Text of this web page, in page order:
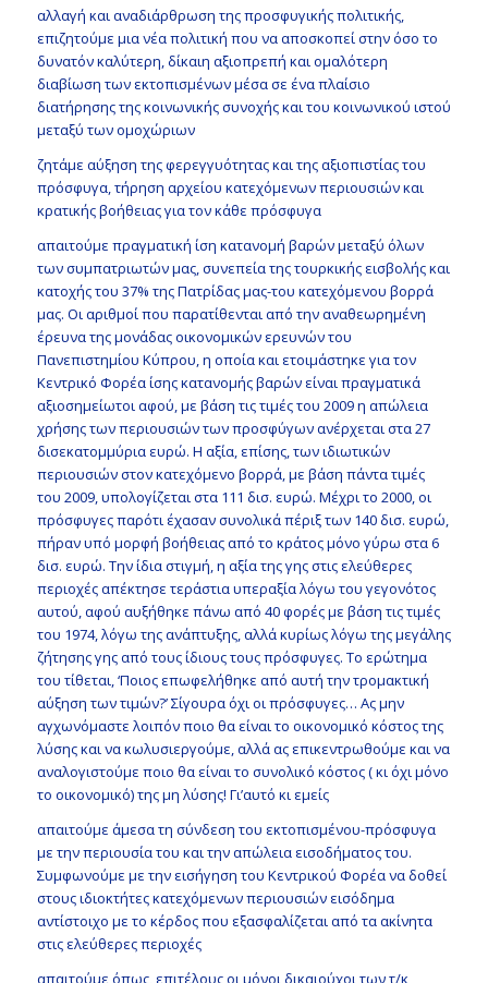
αλλαγή και αναδιάρθρωση της προσφυγικής πολιτικής,
επιζητούμε μια νέα πολιτική που να αποσκοπεί στην όσο το
δυνατόν καλύτερη, δίκαιη αξιοπρεπή και ομαλότερη
διαβίωση των εκτοπισμένων μέσα σε ένα πλαίσιο
διατήρησης της κοινωνικής συνοχής και του κοινωνικού ιστού
μεταξύ των ομοχώριων
ζητάμε αύξηση της φερεγγυότητας και της αξιοπιστίας του
πρόσφυγα, τήρηση αρχείου κατεχόμενων περιουσιών και
κρατικής βοήθειας για τον κάθε πρόσφυγα
απαιτούμε πραγματική ίση κατανομή βαρών μεταξύ όλων
των συμπατριωτών μας, συνεπεία της τουρκικής εισβολής και
κατοχής του 37% της Πατρίδας μας-του κατεχόμενου βορρά
μας. Οι αριθμοί που παρατίθενται από την αναθεωρημένη
έρευνα της μονάδας οικονομικών ερευνών του
Πανεπιστημίου Κύπρου, η οποία και ετοιμάστηκε για τον
Κεντρικό Φορέα ίσης κατανομής βαρών είναι πραγματικά
αξιοσημείωτοι αφού, με βάση τις τιμές του 2009 η απώλεια
χρήσης των περιουσιών των προσφύγων ανέρχεται στα 27
δισεκατομμύρια ευρώ. Η αξία, επίσης, των ιδιωτικών
περιουσιών στον κατεχόμενο βορρά, με βάση πάντα τιμές
του 2009, υπολογίζεται στα 111 δισ. ευρώ. Μέχρι το 2000, οι
πρόσφυγες παρότι έχασαν συνολικά πέριξ των 140 δισ. ευρώ,
πήραν υπό μορφή βοήθειας από το κράτος μόνο γύρω στα 6
δισ. ευρώ. Την ίδια στιγμή, η αξία της γης στις ελεύθερες
περιοχές απέκτησε τεράστια υπεραξία λόγω του γεγονότος
αυτού, αφού αυξήθηκε πάνω από 40 φορές με βάση τις τιμές
του 1974, λόγω της ανάπτυξης, αλλά κυρίως λόγω της μεγάλης
ζήτησης γης από τους ίδιους τους πρόσφυγες. Το ερώτημα
του τίθεται, ‘Ποιος επωφελήθηκε από αυτή την τρομακτική
αύξηση των τιμών?’ Σίγουρα όχι οι πρόσφυγες… Ας μην
αγχωνόμαστε λοιπόν ποιο θα είναι το οικονομικό κόστος της
λύσης και να κωλυσιεργούμε, αλλά ας επικεντρωθούμε και να
αναλογιστούμε ποιο θα είναι το συνολικό κόστος ( κι όχι μόνο
το οικονομικό) της μη λύσης! Γι’αυτό κι εμείς
απαιτούμε άμεσα τη σύνδεση του εκτοπισμένου-πρόσφυγα
με την περιουσία του και την απώλεια εισοδήματος του.
Συμφωνούμε με την εισήγηση του Κεντρικού Φορέα να δοθεί
στους ιδιοκτήτες κατεχόμενων περιουσιών εισόδημα
αντίστοιχο με το κέρδος που εξασφαλίζεται από τα ακίνητα
στις ελεύθερες περιοχές
απαιτούμε όπως, επιτέλους οι μόνοι δικαιούχοι των τ/κ